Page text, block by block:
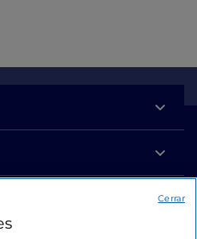
Cerrar